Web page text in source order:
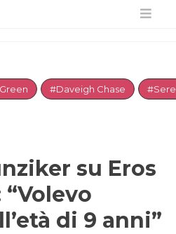
#Daveigh Chase
su Eros
di 9 anni”